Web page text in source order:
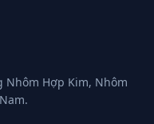
Nhôm Hợp Kim, Nhôm